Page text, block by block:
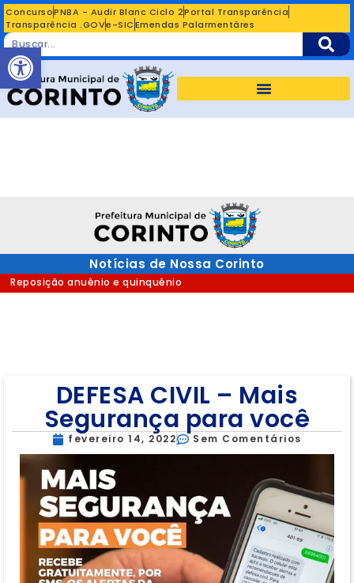
ConcursoPNBA - Audir Blanc Ciclo 2Portal Transparência
Transparência .GOVe-SICEmendas Palarmentáres
Notícias de Nossa Corinto
Reposição anuênio e quinquênio
DEFESA CIVIL – Mais
Segurança para você
fevereiro 14, 2022 Sem Comentários
Abrir a barra de ferramentas